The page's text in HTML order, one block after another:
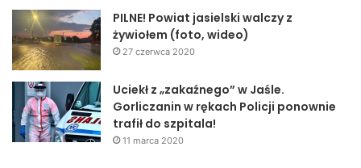
PILNE! Powiat jasielski walczy z
żywiołem (foto, wideo)
27 czerwca 2020
Uciekł z „zakaźnego” w Jaśle.
Gorliczanin w rękach Policji ponownie
trafił do szpitala!
11 marca 2020